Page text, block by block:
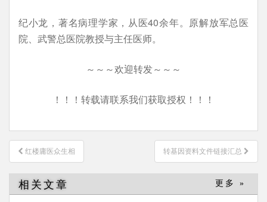
纪小龙，著名病理学家，从医40余年。原解放军总医
院、武警总医院教授与主任医师。
～～～欢迎转发～～～
！！！转载请联系我们获取授权！！！
文
章
导
航
红楼庸医众生相 转基因资料文件链接汇总
相关文章 更多 »